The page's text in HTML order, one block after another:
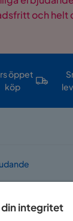
och helt
öppet
köp
din integritet